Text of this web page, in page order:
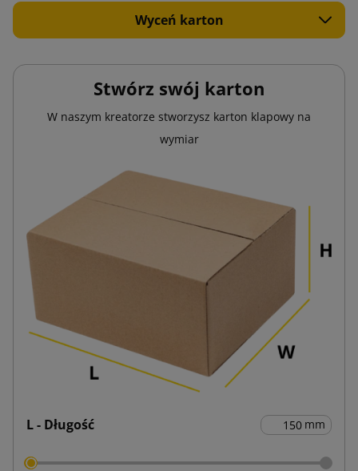
Wyceń karton
Stwórz swój karton
W naszym kreatorze stworzysz karton klapowy na
wymiar
L - Długość mm